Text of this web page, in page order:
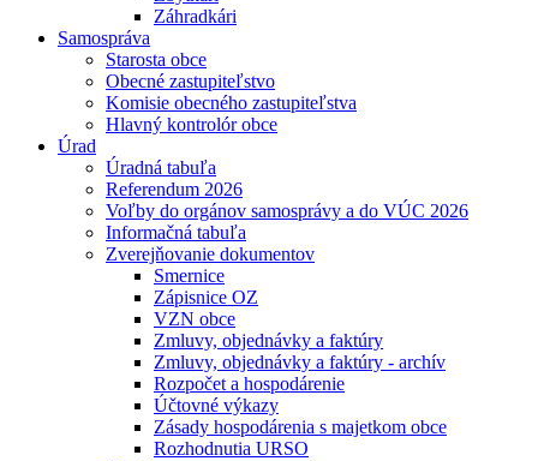
Záhradkári
Samospráva
Starosta obce
Obecné zastupiteľstvo
Komisie obecného zastupiteľstva
Hlavný kontrolór obce
Úrad
Úradná tabuľa
Referendum 2026
Voľby do orgánov samosprávy a do VÚC 2026
Informačná tabuľa
Zverejňovanie dokumentov
Smernice
Zápisnice OZ
VZN obce
Zmluvy, objednávky a faktúry
Zmluvy, objednávky a faktúry - archív
Rozpočet a hospodárenie
Účtovné výkazy
Zásady hospodárenia s majetkom obce
Rozhodnutia URSO